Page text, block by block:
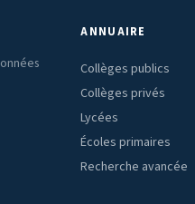
ANNUAIRE
Collèges publics
Collèges privés
Lycées
Écoles primaires
Recherche avancée